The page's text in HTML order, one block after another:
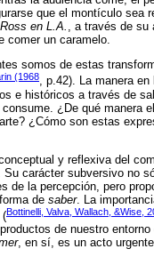
que el montículo sea
en L.A. , a través de su
comer un caramelo.
somos de estas
(1968, p.42). La manera
e históricos a través de
¿De qué manera
¿Cómo son estas
y reflexiva del
carácter subversivo no
la percepción, pero
de saber. La
(Bottinelli, Valva, Wallach, &Wise,
de nuestro
, en sí, es un acto